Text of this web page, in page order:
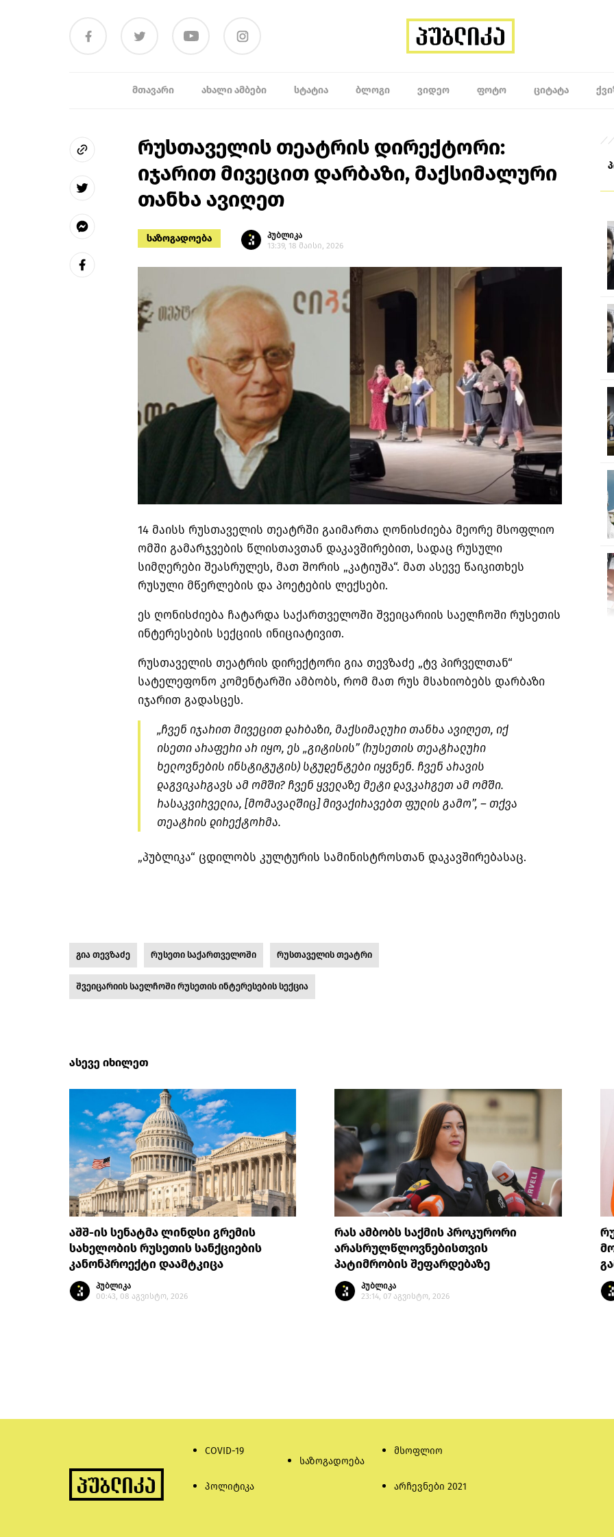
ᲛᲗᲐᲕᲐᲠᲘ ᲐᲮᲐᲚᲘ ᲐᲛᲑᲔᲑᲘ ᲡᲢᲐᲢᲘᲐ ᲑᲚᲝᲒᲘ ᲕᲘᲓᲔᲝ ᲤᲝᲢᲝ ᲪᲘᲢᲐᲢᲐ
რუსთაველის თეატრის დირექტორი:
იჯარით მივეცით დარბაზი, მაქსიმალური
თანხა ავიღეთ
საზოგადოება
პუბლიკა
13:39, 18 მაისი, 2026
14 მაისს რუსთაველის თეატრში გაიმართა ღონისძიება მეორე მსოფლიო
ომში გამარჯვების წლისთავთან დაკავშირებით, სადაც რუსული
სიმღერები შეასრულეს, მათ შორის „კატიუშა“. მათ ასევე წაიკითხეს
რუსული მწერლების და პოეტების ლექსები.
ეს ღონისძიება ჩატარდა საქართველოში შვეიცარიის საელჩოში რუსეთის
ინტერესების სექციის ინიციატივით.
რუსთაველის თეატრის დირექტორი გია თევზაძე „ტვ პირველთან“
სატელეფონო კომენტარში ამბობს, რომ მათ რუს მსახიობებს დარბაზი
იჯარით გადასცეს.
„ჩვენ იჯარით მივეცით დარბაზი, მაქსიმალური თანხა ავიღეთ, იქ
ისეთი არაფერი არ იყო, ეს „გიტისის” (რუსეთის თეატრალური
ხელოვნების ინსტიტუტის) სტუდენტები იყვნენ. ჩვენ არავის
დაგვიკარგავს ამ ომში? ჩვენ ყველაზე მეტი დავკარგეთ ამ ომში.
რასაკვირველია, [მომავალშიც]მივაქირავებთ ფულის გამო”, – თქვა
თეატრის დირექტორმა.
„პუბლიკა“ ცდილობს კულტურის სამინისტროსთან დაკავშირებასაც.
გია თევზაძე რუსეთი საქართველოში რუსთაველის თეატრი
შვეიცარიის საელჩოში რუსეთის ინტერესების სექცია
ასევე იხილეთ
აშშ-ის სენატმა ლინდსი გრემის
სახელობის რუსეთის სანქციების
კანონპროექტი დაამტკიცა
პუბლიკა
00:43, 08 აგვისტო, 2026
რას ამბობს საქმის პროკურორი
არასრულწლოვნებისთვის
პატიმრობის შეფარდებაზე
პუბლიკა
23:14, 07 აგვისტო, 2026
COVID-19
პოლიტიკა
საზოგადოება
მსოფლიო
არჩევნები 2021